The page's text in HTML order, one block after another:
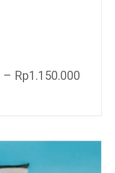
– Rp1.150.000